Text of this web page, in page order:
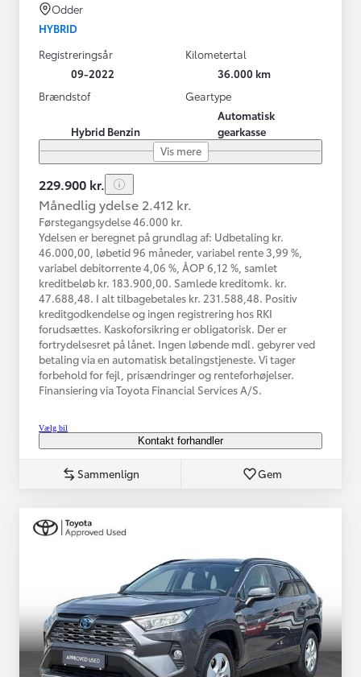
Odder
HYBRID
Registreringsår
09-2022
Kilometertal
36.000 km
Brændstof
Hybrid Benzin
Geartype
Automatisk
gearkasse
Vis mere
229.900 kr.
Månedlig ydelse 2.412 kr.
Førstegangsydelse 46.000 kr.
Ydelsen er beregnet på grundlag af: Udbetaling kr.
46.000,00, løbetid 96 måneder, variabel rente 3,99 %,
variabel debitorrente 4,06 %, ÅOP 6,12 %, samlet
kreditbeløb kr. 183.900,00. Samlede kreditomk. kr.
47.688,48. I alt tilbagebetales kr. 231.588,48. Positiv
kreditgodkendelse og ingen registrering hos RKI
forudsættes. Kaskoforsikring er obligatorisk. Der er
fortrydelsesret på lånet. Ingen løbende mdl. gebyrer ved
betaling via en automatisk betalingstjeneste. Vi tager
forbehold for fejl, prisændringer og renteforhøjelser.
Finansiering via Toyota Financial Services A/S.
Vælg bil
Kontakt forhandler
Sammenlign Gem